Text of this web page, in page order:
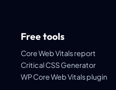
Free tools
Core Web Vitals report
Critical CSS Generator
WP Core Web Vitals plugin